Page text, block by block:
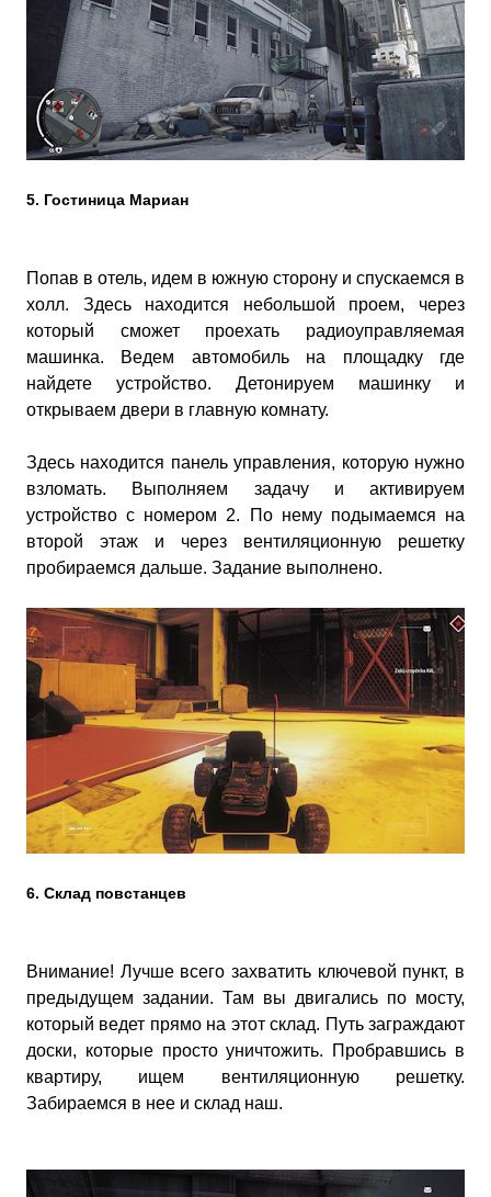
5. Гостиница Мариан
Попав в отель, идем в южную сторону и спускаемся в
холл. Здесь находится небольшой проем, через
который сможет проехать радиоуправляемая
машинка. Ведем автомобиль на площадку где
найдете устройство. Детонируем машинку и
открываем двери в главную комнату.
Здесь находится панель управления, которую нужно
взломать. Выполняем задачу и активируем
устройство с номером 2. По нему подымаемся на
второй этаж и через вентиляционную решетку
пробираемся дальше. Задание выполнено.
6. Склад повстанцев
Внимание! Лучше всего захватить ключевой пункт, в
предыдущем задании. Там вы двигались по мосту,
который ведет прямо на этот склад. Путь заграждают
доски, которые просто уничтожить. Пробравшись в
квартиру, ищем вентиляционную решетку.
Забираемся в нее и склад наш.